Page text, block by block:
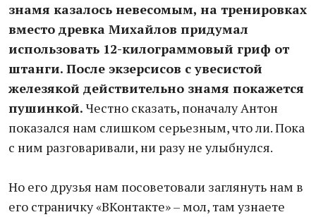
знамя казалось невесомым, на тренировках
вместо древка Михайлов придумал
использовать 12-килограммовый гриф от
штанги. После экзерсисов с увесистой
железякой действительно знамя покажется
пушинкой.Честно сказать, поначалу Антон
показался нам слишком серьезным, что ли. Пока
с ним разговаривали, ни разу не улыбнулся.
Но его друзья нам посоветовали заглянуть нам в
его страничку «ВКонтакте» – мол, там узнаете